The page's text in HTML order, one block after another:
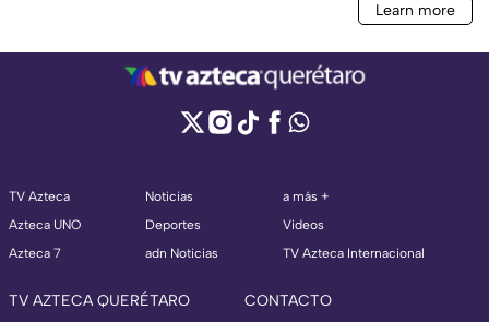
TV Azteca
Azteca UNO
Azteca 7
Noticias
Deportes
adn Noticias
a más +
Videos
TV Azteca Internacional
TV AZTECA QUERÉTARO CONTACTO